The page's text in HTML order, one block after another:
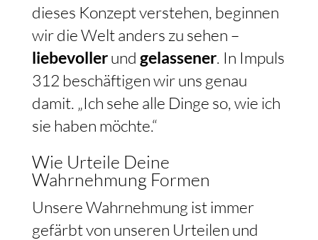
dieses Konzept verstehen, beginnen
liebevollerund gelassener. In Impuls
312 beschäftigen wir uns genau
damit. „Ich sehe alle Dinge so, wie ich
sie haben möchte.“
Wie Urteile Deine
Wahrnehmung Formen
Unsere Wahrnehmung ist immer
gefärbt von unseren Urteilen und